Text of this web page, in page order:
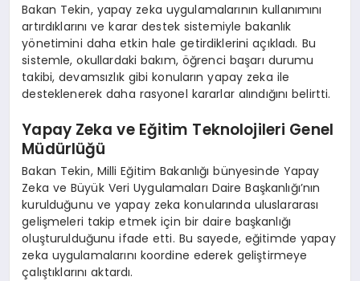
Bakan Tekin, yapay zeka uygulamalarının kullanımını
artırdıklarını ve karar destek sistemiyle bakanlık
yönetimini daha etkin hale getirdiklerini açıkladı. Bu
sistemle, okullardaki bakım, öğrenci başarı durumu
takibi, devamsızlık gibi konuların yapay zeka ile
desteklenerek daha rasyonel kararlar alındığını belirtti.
Yapay Zeka ve Eğitim Teknolojileri Genel
Müdürlüğü
Bakan Tekin, Milli Eğitim Bakanlığı bünyesinde Yapay
Zeka ve Büyük Veri Uygulamaları Daire Başkanlığı’nın
kurulduğunu ve yapay zeka konularında uluslararası
gelişmeleri takip etmek için bir daire başkanlığı
oluşturulduğunu ifade etti. Bu sayede, eğitimde yapay
zeka uygulamalarını koordine ederek geliştirmeye
çalıştıklarını aktardı.